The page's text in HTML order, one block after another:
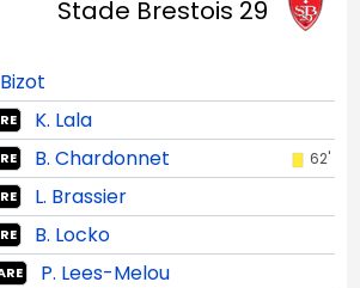
Stade Brestois 29
K. Lala
B. Chardonnet 62'
L. Brassier
B. Locko
P. Lees-Melou